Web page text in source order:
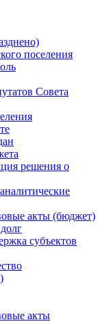
поселения
Совета
решения о
акты (бюджет)
субъектов
акты